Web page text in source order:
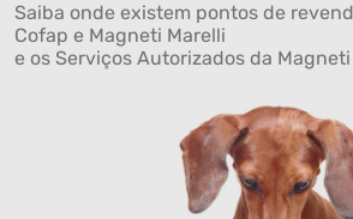
Saiba onde existem pontos de
Cofap e Magneti Marelli
e os Serviços Autorizados da Magneti